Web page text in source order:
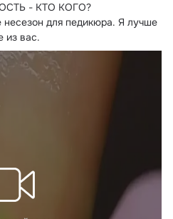
- КТО КОГО?
для педикюра. Я лучше
из вас.